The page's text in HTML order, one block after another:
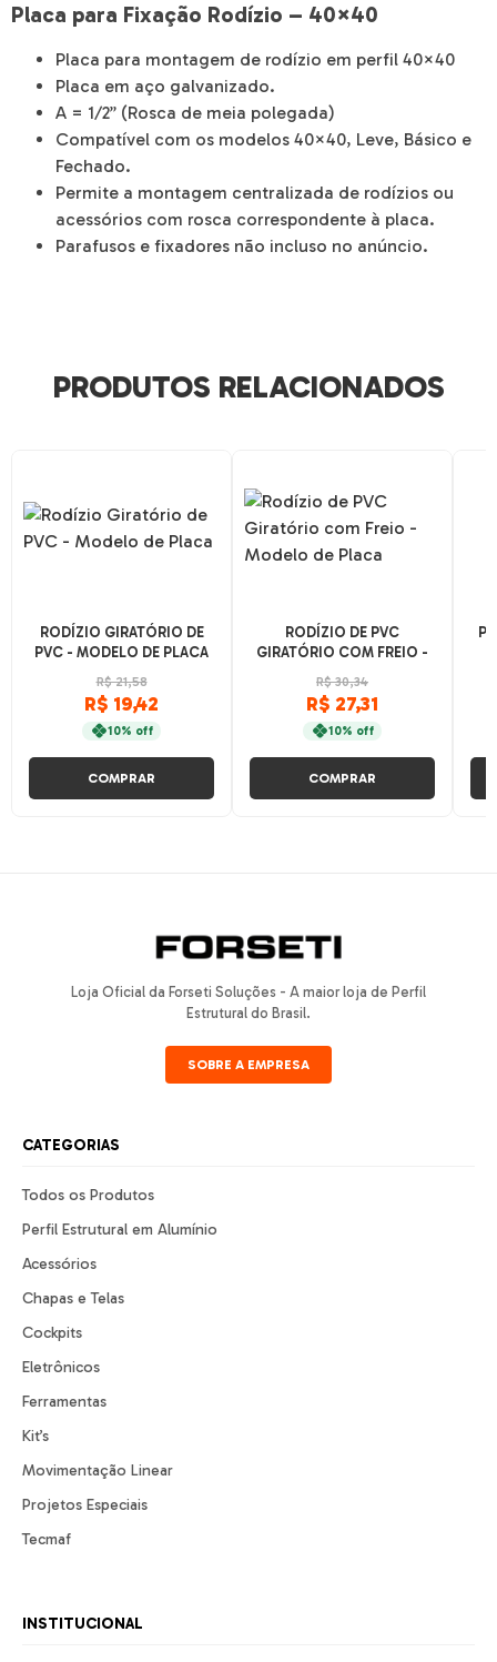
Placa para Fixação Rodízio – 40×40
Placa para montagem de rodízio em perfil 40×40
Placa em aço galvanizado.
A = 1/2” (Rosca de meia polegada)
Compatível com os modelos 40×40, Leve, Básico e
Fechado.
Permite a montagem centralizada de rodízios ou
acessórios com rosca correspondente à placa.
Parafusos e fixadores não incluso no anúncio.
PRODUTOS RELACIONADOS
RODÍZIO GIRATÓRIO DE
PVC - MODELO DE PLACA
R$ 21,58
R$ 19,42
10% off
COMPRAR
RODÍZIO DE PVC
GIRATÓRIO COM FREIO -
MODELO DE PLACA
R$ 30,34
R$ 27,31
10% off
COMPRAR
Loja Oficial da Forseti Soluções - A maior loja de Perfil
Estrutural do Brasil.
SOBRE A EMPRESA
CATEGORIAS
Todos os Produtos
Perfil Estrutural em Alumínio
Acessórios
Chapas e Telas
Cockpits
Eletrônicos
Ferramentas
Kit’s
Movimentação Linear
Projetos Especiais
Tecmaf
INSTITUCIONAL